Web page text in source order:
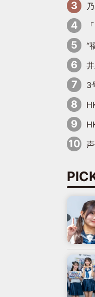
乃木
“福
井上
3号連
声優・